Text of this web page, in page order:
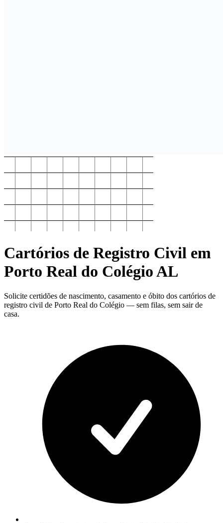
Cartórios de Registro Civil em
Porto Real do ColégioAL
Solicite certidões de nascimento, casamento e óbito dos cartórios de
registro civil de Porto Real do Colégio — sem filas, sem sair de
casa.